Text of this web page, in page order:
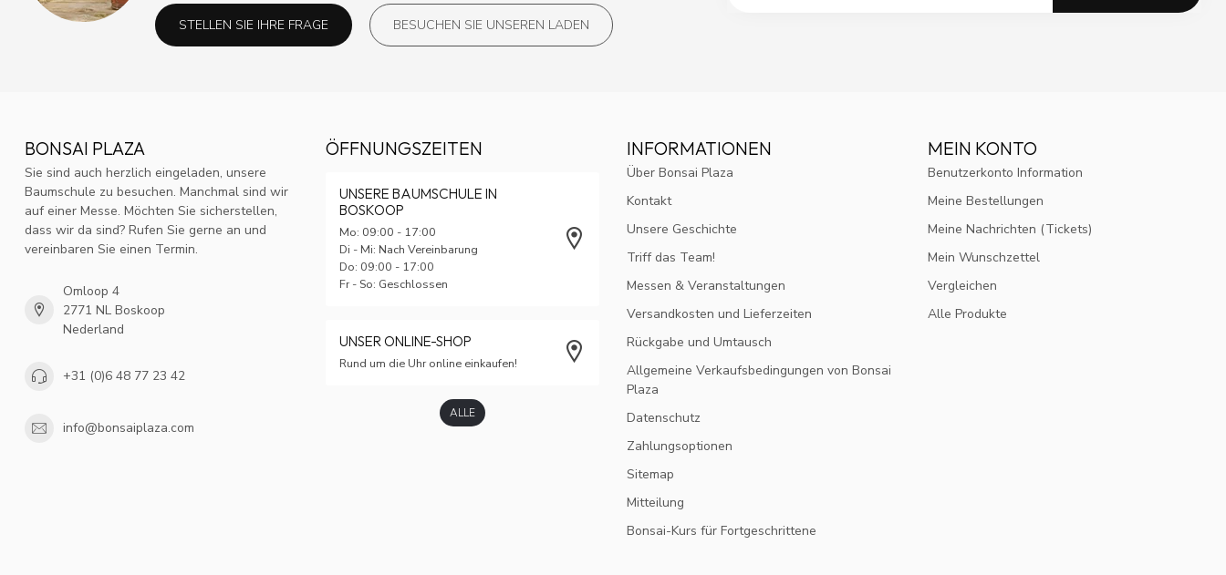
STELLEN SIE IHRE FRAGE BESUCHEN SIE UNSEREN LADEN
BONSAI PLAZA
Sie sind auch herzlich eingeladen, unsere
Baumschule zu besuchen. Manchmal sind wir
auf einer Messe. Möchten Sie sicherstellen,
dass wir da sind? Rufen Sie gerne an und
vereinbaren Sie einen Termin.
Omloop 4
2771 NL Boskoop
Nederland
+31 (0)6 48 77 23 42
info@bonsaiplaza.com
ÖFFNUNGSZEITEN
UNSERE BAUMSCHULE IN
BOSKOOP
Mo: 09:00 - 17:00
Di - Mi: Nach Vereinbarung
Do: 09:00 - 17:00
Fr - So: Geschlossen
UNSER ONLINE-SHOP
Rund um die Uhr online einkaufen!
ALLE
INFORMATIONEN
Über Bonsai Plaza
Kontakt
Unsere Geschichte
Triff das Team!
Messen & Veranstaltungen
Versandkosten und Lieferzeiten
Rückgabe und Umtausch
Allgemeine Verkaufsbedingungen von Bonsai
Plaza
Datenschutz
Zahlungsoptionen
Sitemap
Mitteilung
Bonsai-Kurs für Fortgeschrittene
MEIN KONTO
Benutzerkonto Information
Meine Bestellungen
Meine Nachrichten (Tickets)
Mein Wunschzettel
Vergleichen
Alle Produkte